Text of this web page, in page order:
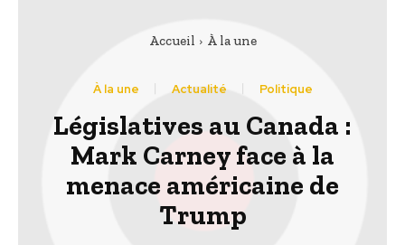
Accueil À la une
À la une Actualité Politique
Législatives au Canada :
Mark Carney face à la
menace américaine de
Trump